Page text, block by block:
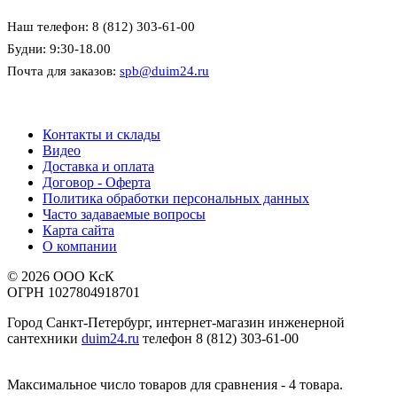
Наш телефон: 8 (812) 303-61-00
Будни: 9:30-18.00
Почта для заказов: spb@duim24.ru
Контакты и склады
Видео
Доставка и оплата
Договор - Оферта
Политика обработки персональных данных
Часто задаваемые вопросы
Карта сайта
О компании
© 2026 ООО КсК
ОГРН 1027804918701
Город Санкт-Петербург, интернет-магазин инженерной
сантехники duim24.ru телефон 8 (812) 303-61-00
Максимальное число товаров для сравнения - 4 товара.